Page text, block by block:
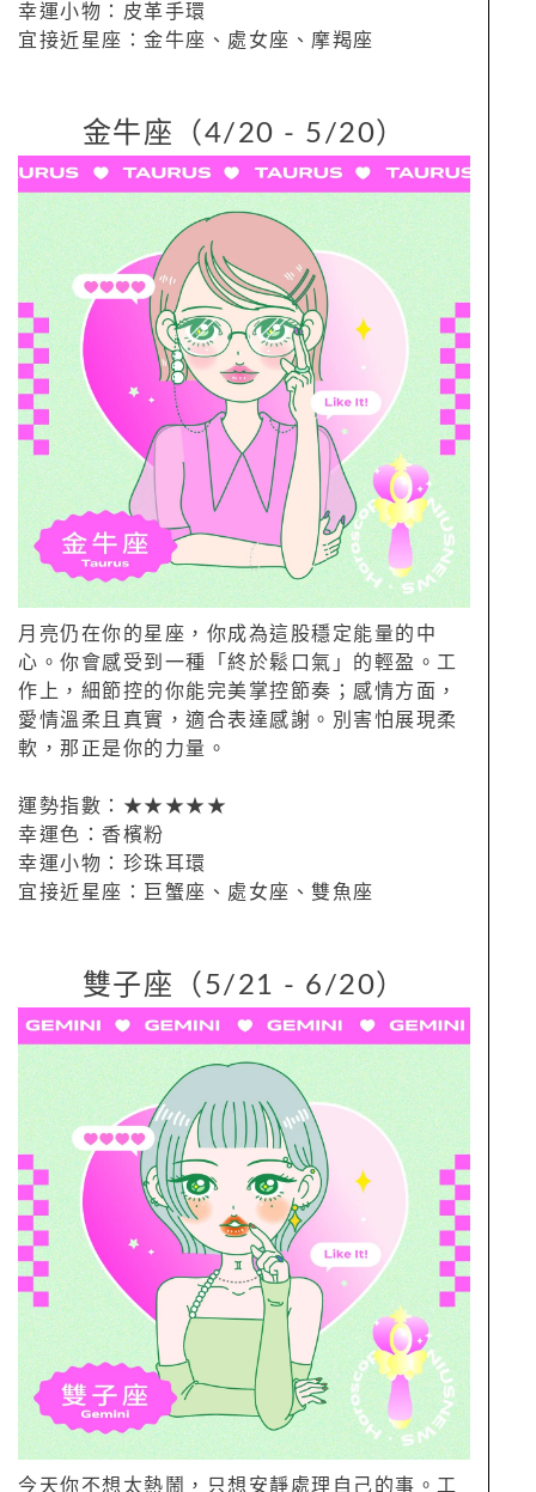
幸運小物：皮革手環
宜接近星座：金牛座、處女座、摩羯座
金牛座（4/20 - 5/20）
月亮仍在你的星座，你成為這股穩定能量的中
心。你會感受到一種「終於鬆口氣」的輕盈。工
作上，細節控的你能完美掌控節奏；感情方面，
愛情溫柔且真實，適合表達感謝。別害怕展現柔
軟，那正是你的力量。
運勢指數：★★★★★
幸運色：香檳粉
幸運小物：珍珠耳環
宜接近星座：巨蟹座、處女座、雙魚座
雙子座（5/21 - 6/20）
今天你不想太熱鬧，只想安靜處理自己的事。工